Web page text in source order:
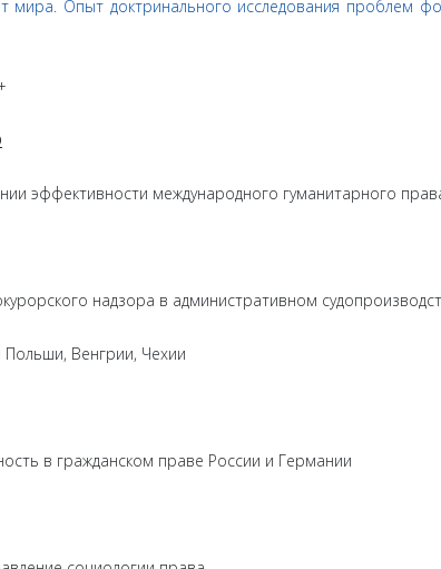
мира. Опыт доктринального исследования
эффективности международного гуманитарного
надзора в административном
Венгрии, Чехии
в гражданском праве России и Германии